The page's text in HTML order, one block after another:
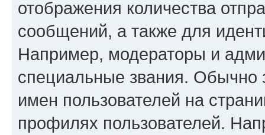
отображения количества
сообщений, а также для
Например, модераторы и
специальные звания. Обычно
имен пользователей на
профилях пользователей.